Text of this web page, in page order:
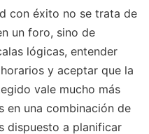
con éxito no se trata de
un foro, sino de
lógicas, entender
y aceptar que la
vale mucho más
en una combinación de
dispuesto a planificar